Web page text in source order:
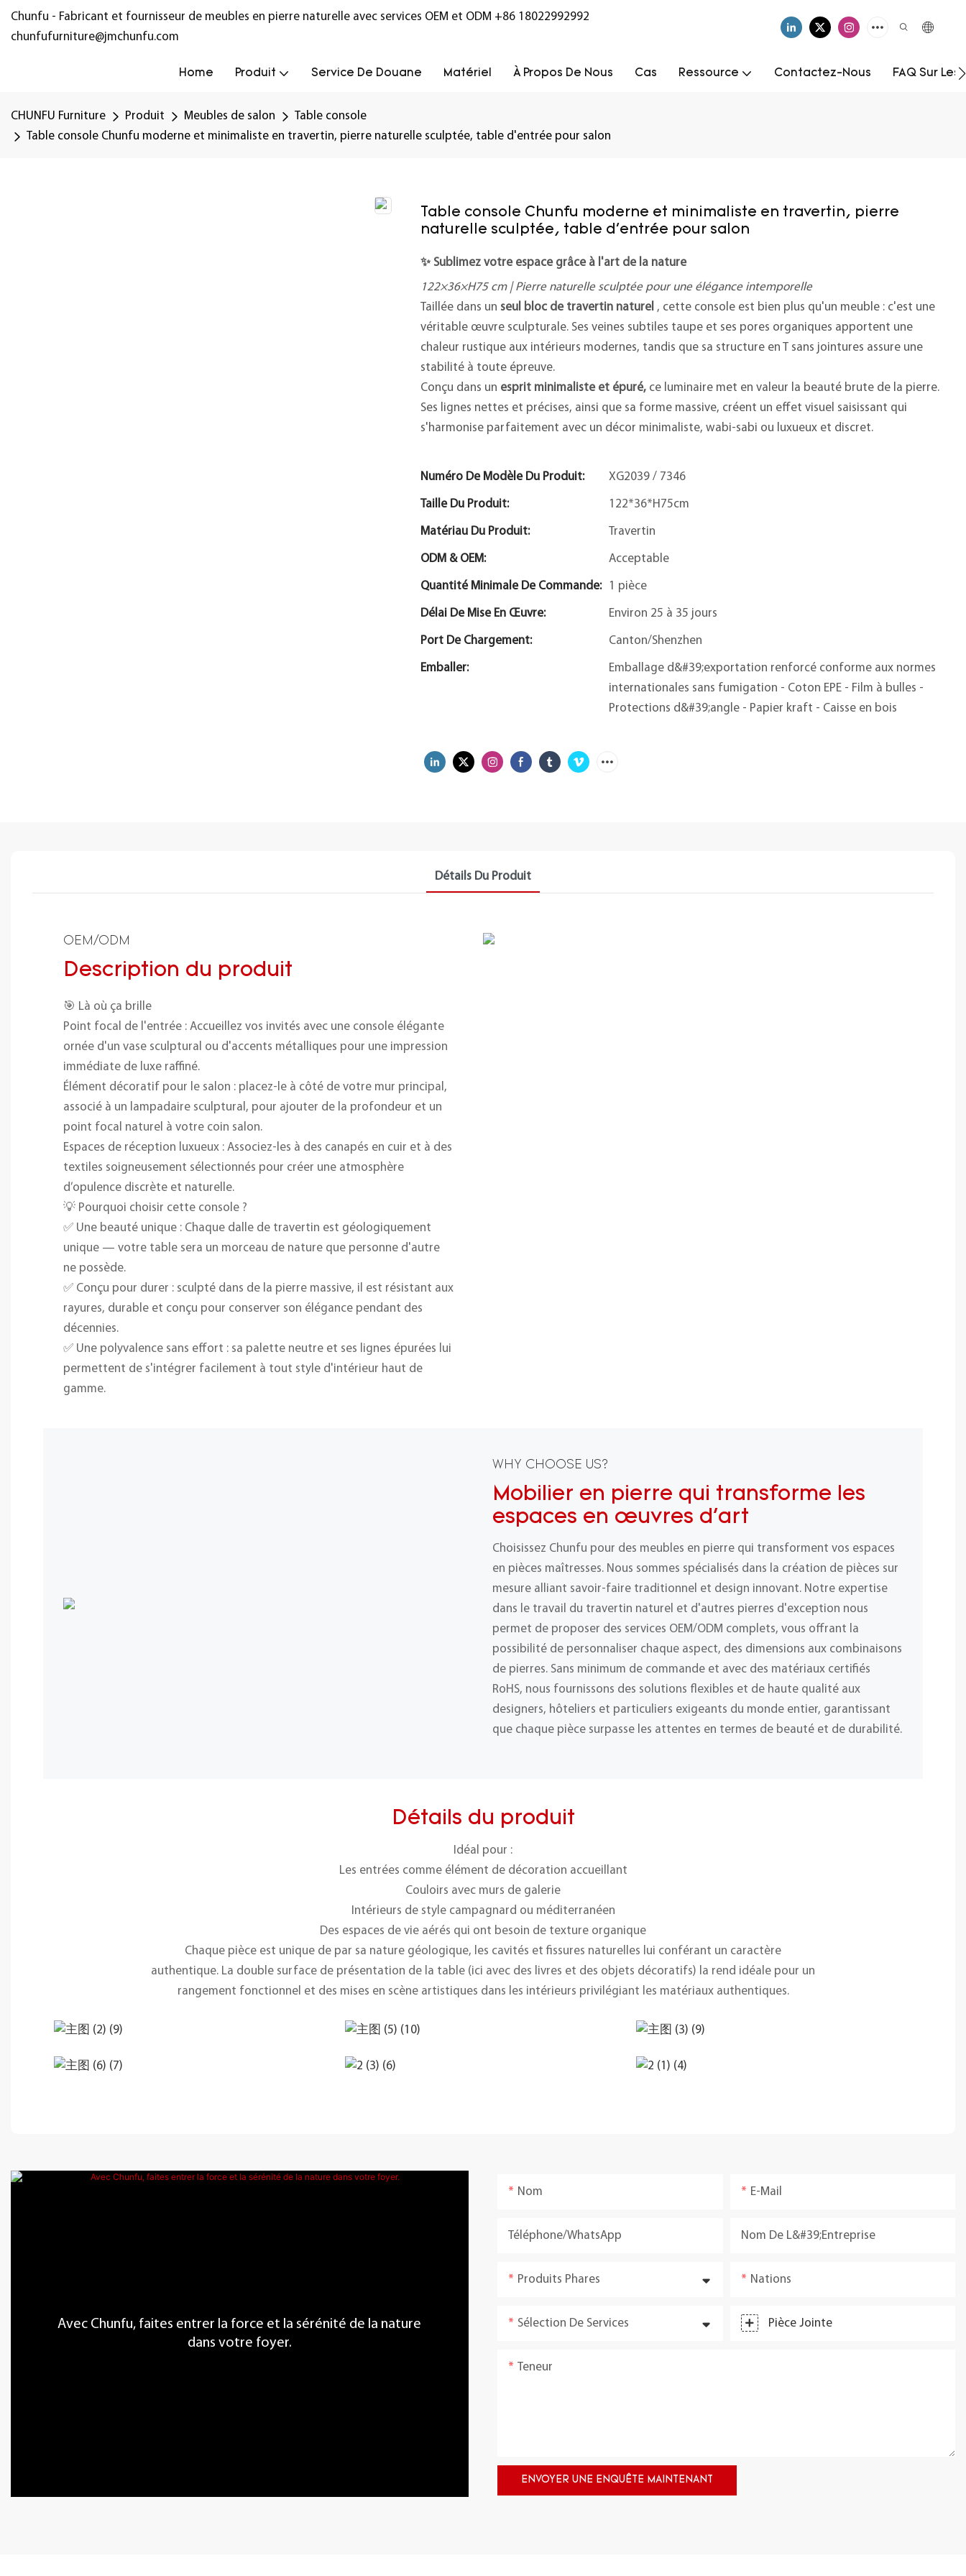
Chunfu - Fabricant et fournisseur de meubles en pierre naturelle avec services OEM et ODM +86 18022992992
chunfufurniture@jmchunfu.com
Home Produit Service De Douane Matériel À Propos De Nous Cas Ressource Contactez-Nous FAQ Sur
CHUNFU Furniture Produit Meubles de salon
Table console
Table console Chunfu moderne et minimaliste en travertin, pierre naturelle sculptée, table d'entrée pour salon
Table console Chunfu moderne et minimaliste en travertin, pierre
naturelle sculptée, table d'entrée pour salon
✨ Sublimez votre espace grâce à l'art de la nature
122×36×H75 cm | Pierre naturelle sculptée pour une élégance intemporelle
Taillée dans un seul bloc de travertin naturel , cette console est bien plus qu'un meuble : c'est une
véritable œuvre sculpturale. Ses veines subtiles taupe et ses pores organiques apportent une
chaleur rustique aux intérieurs modernes, tandis que sa structure en T sans jointures assure une
stabilité à toute épreuve.
Conçu dans un esprit minimaliste et épuré, ce luminaire met en valeur la beauté brute de la pierre.
Ses lignes nettes et précises, ainsi que sa forme massive, créent un effet visuel saisissant qui
s'harmonise parfaitement avec un décor minimaliste, wabi-sabi ou luxueux et discret.
Numéro De Modèle Du Produit: XG2039 / 7346
Taille Du Produit: 122*36*H75cm
Matériau Du Produit: Travertin
ODM & OEM: Acceptable
Quantité Minimale De Commande: 1 pièce
Délai De Mise En Œuvre: Environ 25 à 35 jours
Port De Chargement: Canton/Shenzhen
Emballer:
Emballage d&#39;exportation renforcé conforme aux normes
internationales sans fumigation - Coton EPE - Film à bulles -
Protections d&#39;angle - Papier kraft - Caisse en bois
Détails Du Produit
OEM/ODM
Description du produit
🎯 Là où ça brille
Point focal de l'entrée : Accueillez vos invités avec une console élégante
ornée d'un vase sculptural ou d'accents métalliques pour une impression
immédiate de luxe raffiné.
Élément décoratif pour le salon : placez-le à côté de votre mur principal,
associé à un lampadaire sculptural, pour ajouter de la profondeur et un
point focal naturel à votre coin salon.
Espaces de réception luxueux : Associez-les à des canapés en cuir et à des
textiles soigneusement sélectionnés pour créer une atmosphère
d’opulence discrète et naturelle.
💡 Pourquoi choisir cette console ?
✅ Une beauté unique : Chaque dalle de travertin est géologiquement
unique — votre table sera un morceau de nature que personne d'autre
ne possède.
✅ Conçu pour durer : sculpté dans de la pierre massive, il est résistant aux
rayures, durable et conçu pour conserver son élégance pendant des
décennies.
✅ Une polyvalence sans effort : sa palette neutre et ses lignes épurées lui
permettent de s'intégrer facilement à tout style d'intérieur haut de
gamme.
WHY CHOOSE US?
Mobilier en pierre qui transforme les
espaces en œuvres d'art
Choisissez Chunfu pour des meubles en pierre qui transforment vos espaces
en pièces maîtresses. Nous sommes spécialisés dans la création de pièces sur
mesure alliant savoir-faire traditionnel et design innovant. Notre expertise
dans le travail du travertin naturel et d'autres pierres d'exception nous
permet de proposer des services OEM/ODM complets, vous offrant la
possibilité de personnaliser chaque aspect, des dimensions aux combinaisons
de pierres. Sans minimum de commande et avec des matériaux certifiés
RoHS, nous fournissons des solutions flexibles et de haute qualité aux
designers, hôteliers et particuliers exigeants du monde entier, garantissant
que chaque pièce surpasse les attentes en termes de beauté et de durabilité.
Détails du produit
Idéal pour :
Les entrées comme élément de décoration accueillant
Couloirs avec murs de galerie
Intérieurs de style campagnard ou méditerranéen
Des espaces de vie aérés qui ont besoin de texture organique
Chaque pièce est unique de par sa nature géologique, les cavités et fissures naturelles lui conférant un caractère
authentique. La double surface de présentation de la table (ici avec des livres et des objets décoratifs) la rend idéale pour un
rangement fonctionnel et des mises en scène artistiques dans les intérieurs privilégiant les matériaux authentiques.
Avec Chunfu, faites entrer la force et la sérénité de la nature
dans votre foyer.
Nom E-Mail
Téléphone/WhatsApp Nom De L&#39;entreprise
Produits Phares Nations
Sélection De Services Pièce Jointe
Teneur
ENVOYER UNE ENQUÊTE MAINTENANT